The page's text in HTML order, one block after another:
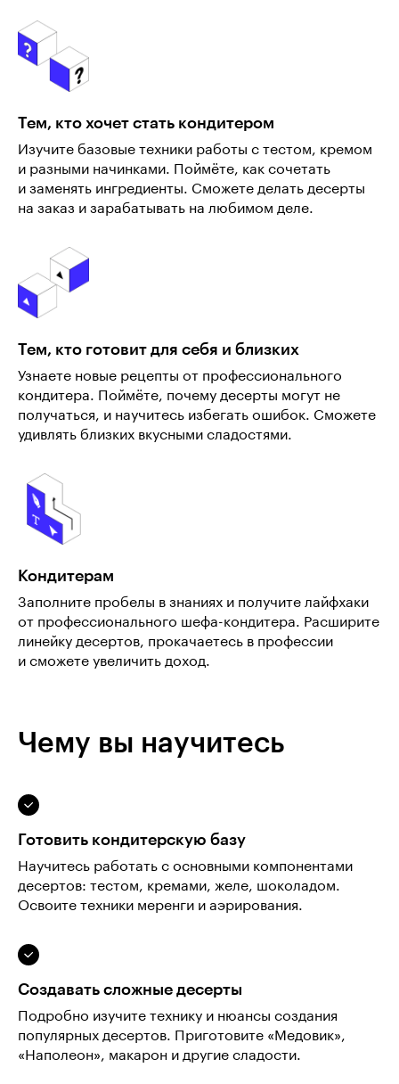
Тем, кто хочет стать кондитером
Изучите базовые техники работы с тестом, кремом
и разными начинками. Поймёте, как сочетать
и заменять ингредиенты. Сможете делать десерты
на заказ и зарабатывать на любимом деле.
Тем, кто готовит для себя и близких
Узнаете новые рецепты от профессионального
кондитера. Поймёте, почему десерты могут не
получаться, и научитесь избегать ошибок. Сможете
удивлять близких вкусными сладостями.
Кондитерам
Заполните пробелы в знаниях и получите лайфхаки
от профессионального шефа-кондитера. Расширите
линейку десертов, прокачаетесь в профессии
и сможете увеличить доход.
Чему вы научитесь
Готовить кондитерскую базу
Научитесь работать с основными компонентами
десертов: тестом, кремами, желе, шоколадом.
Освоите техники меренги и аэрирования.
Создавать сложные десерты
Подробно изучите технику и нюансы создания
популярных десертов. Приготовите «Медовик»,
«Наполеон», макарон и другие сладости.